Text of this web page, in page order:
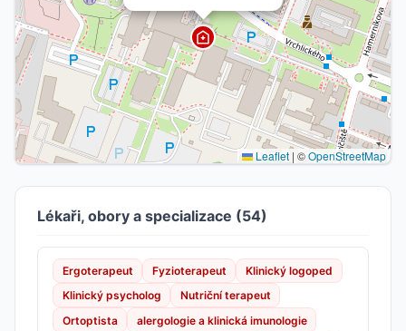
Leaflet | ©OpenStreetMap
Lékaři, obory a specializace (54)
Ergoterapeut Fyzioterapeut
Klinický logoped
Klinický psycholog
Nutriční terapeut
Ortoptista
alergologie a klinická imunologie